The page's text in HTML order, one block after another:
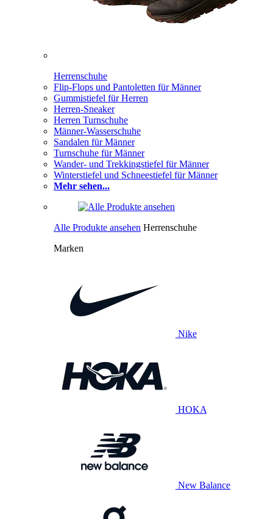
Herrenschuhe
Flip-Flops und Pantoletten für Männer
Gummistiefel für Herren
Herren-Sneaker
Herren Turnschuhe
Männer-Wasserschuhe
Sandalen für Männer
Turnschuhe für Männer
Wander- und Trekkingstiefel für Männer
Winterstiefel und Schneestiefel für Männer
Mehr sehen...
Alle Produkte ansehen Herrenschuhe
Marken
Nike
HOKA
New Balance